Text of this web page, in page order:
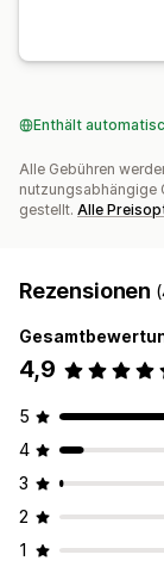
Enthält
Alle Gebühren
nutzungsabhängige
gestellt. Alle
Rezensionen
4,9
5
4
3
2
1